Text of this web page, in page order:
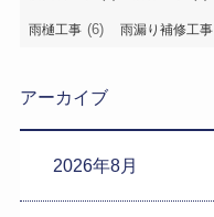
雨樋工事 (6) 雨漏り補修工事
アーカイブ
2026年8月